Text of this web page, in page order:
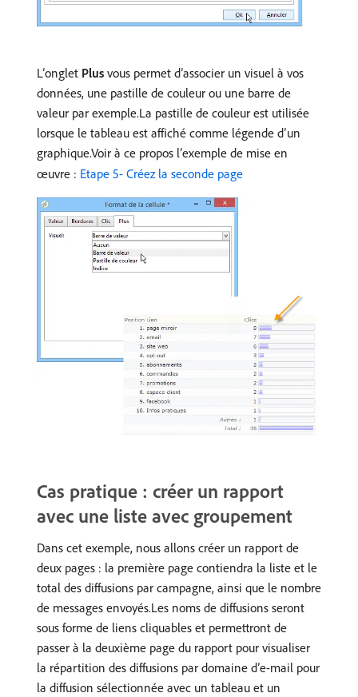
L’onglet Plus vous permet d’associer un visuel à vos
données, une pastille de couleur ou une barre de
valeur par exemple.La pastille de couleur est utilisée
lorsque le tableau est affiché comme légende d’un
graphique.Voir à ce propos l’exemple de mise en
œuvre : Etape 5- Créez la seconde page
Cas pratique : créer un rapport
avec une liste avec groupement
Dans cet exemple, nous allons créer un rapport de
deux pages : la première page contiendra la liste et le
total des diffusions par campagne, ainsi que le nombre
de messages envoyés.Les noms de diffusions seront
sous forme de liens cliquables et permettront de
passer à la deuxième page du rapport pour visualiser
la répartition des diffusions par domaine d’e-mail pour
la diffusion sélectionnée avec un tableau et un